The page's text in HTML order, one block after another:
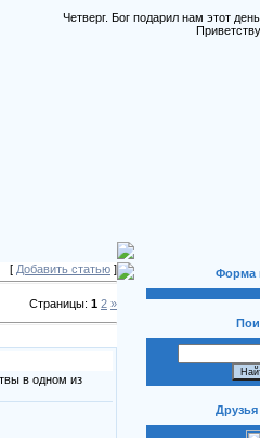
Четверг. Бог подарил нам этот
[ Добавить статью ]
Страницы: 1 2 »
в одном из
Форма
Друзья